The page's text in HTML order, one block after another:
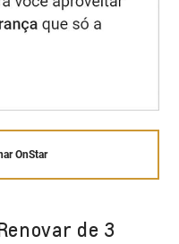
OnStar
de 3